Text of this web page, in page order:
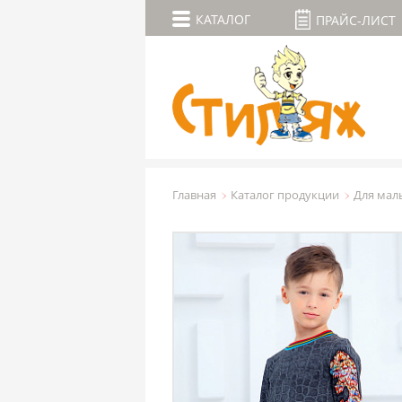
КАТАЛОГ ПРАЙС-ЛИСТ
Главная Каталог продукции Для